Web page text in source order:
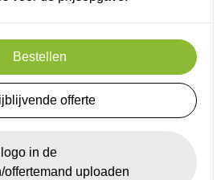
Bestellen
offerte
in de
uploaden